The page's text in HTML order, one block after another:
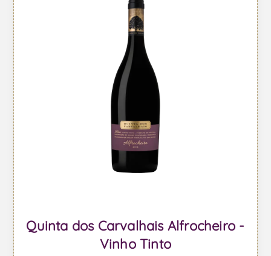
Quinta dos Carvalhais Alfrocheiro -
Vinho Tinto